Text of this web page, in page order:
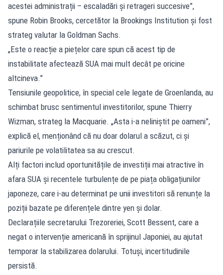
acestei administrații – escaladări și retrageri succesive”,
spune Robin Brooks, cercetător la Brookings Institution și fost
strateg valutar la Goldman Sachs.
„Este o reacție a piețelor care spun că acest tip de
instabilitate afectează SUA mai mult decât pe oricine
altcineva.”
Tensiunile geopolitice, în special cele legate de Groenlanda, au
schimbat brusc sentimentul investitorilor, spune Thierry
Wizman, strateg la Macquarie. „Asta i-a neliniștit pe oameni”,
explică el, menționând că nu doar dolarul a scăzut, ci și
pariurile pe volatilitatea sa au crescut.
Alți factori includ oportunitățile de investiții mai atractive în
afara SUA și recentele turbulențe de pe piața obligațiunilor
japoneze, care i-au determinat pe unii investitori să renunțe la
poziții bazate pe diferențele dintre yen și dolar.
Declarațiile secretarului Trezoreriei, Scott Bessent, care a
negat o intervenție americană în sprijinul Japoniei, au ajutat
temporar la stabilizarea dolarului. Totuși, incertitudinile
persistă.